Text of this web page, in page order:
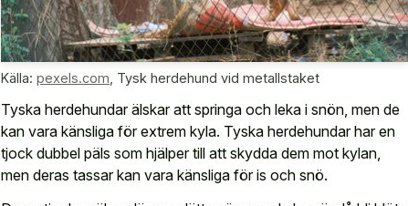
Källa: pexels.com Tysk herdehund vid metallstaket
Tyska herdehundar älskar att springa och leka i snön, men de
kan vara känsliga för extrem kyla. Tyska herdehundar har en
tjock dubbel päls som hjälper till att skydda dem mot kylan,
men deras tassar kan vara känsliga för is och snö.